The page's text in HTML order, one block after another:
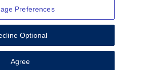
View Map
A Car System, Inc., 2025.
Preferences
Optional
Agree